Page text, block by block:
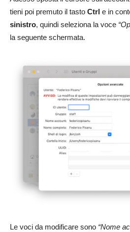
tieni poi premuto il tasto Ctrl e in
sinistro, quindi seleziona la voce
la seguente schermata.
Le voci da modificare sono “Nome